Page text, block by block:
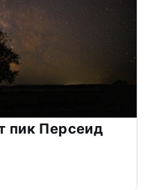
пик Персеид